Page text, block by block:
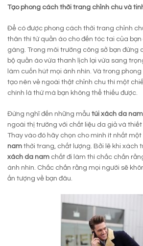
Tạo phong cách thời trang chỉnh chu và
Để có được phong cách thời trang chỉnh
thân thì từ quần áo cho đến tóc tai của bạn
gàng. Trong môi trường công sở bạn đừng
bộ quần áo vừa thanh lịch lại vừa sang
làm cuốn hút mọi ánh nhìn. Và trong
tạo nên vẻ ngoài thật chỉnh chu thì một
chính là thứ mà bạn không thể thiếu được.
Đừng nghĩ đến những mẫu túi xách da nam
ngoài thị trường với chất liệu da giả và thiết
Thay vào đó hãy chọn cho mình ít nhất
nam thời trang, chất lượng. Bởi lẽ khi xách
xách da nam chất đi làm thì chắc chắn
ánh nhìn. Chắc chắn rằng mọi người sẽ
ấn tượng về bạn đâu.